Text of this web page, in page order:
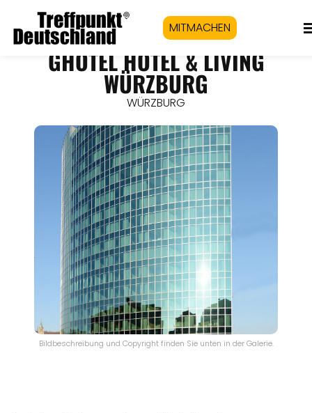
MITMACHEN
GHOTEL HOTEL & LIVING
WÜRZBURG
WÜRZBURG
Bildbeschreibung und Copyright finden Sie unten in der Galerie.